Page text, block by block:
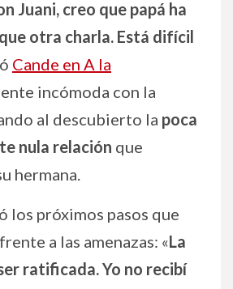
Juani, creo que papá ha
otra charla. Está difícil
Cande en A la
incómoda con la
al descubierto la poca
nula relación que
hermana.
los próximos pasos que
a las amenazas: «La
ratificada. Yo no recibí